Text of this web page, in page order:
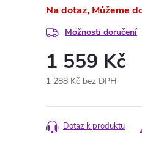
Na dotaz
Možnosti doručení
1 559 Kč
1 288 Kč bez DPH
cena:
Dotaz k produktu